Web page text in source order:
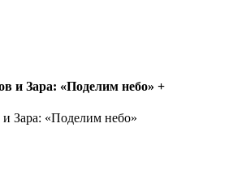
и Зара: «Поделим небо» +